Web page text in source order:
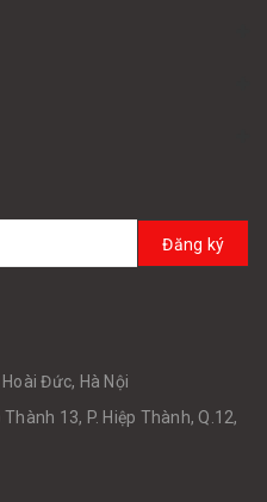
Đăng ký
Đức, Hà Nội
13, P. Hiệp Thành, Q.12,